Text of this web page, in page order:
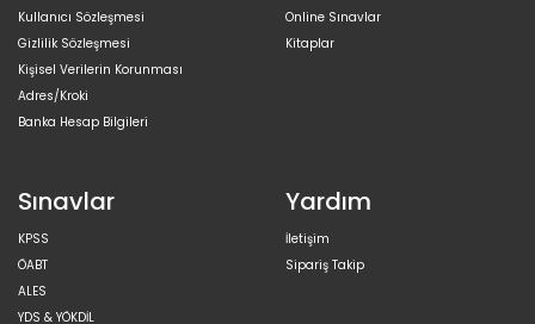
Kullanıcı Sözleşmesi
Gizlilik Sözleşmesi
Kişisel Verilerin Korunması
Adres/Kroki
Banka Hesap Bilgileri
Online Sınavlar
Kitaplar
Sınavlar
KPSS
ÖABT
ALES
YDS & YÖKDİL
Yardım
İletişim
Sipariş Takip